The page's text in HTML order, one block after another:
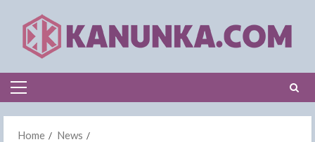
content
Primary
Home
News